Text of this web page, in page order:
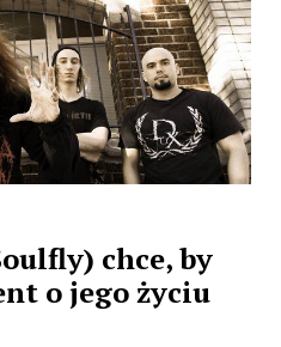
chce, by
o jego życiu